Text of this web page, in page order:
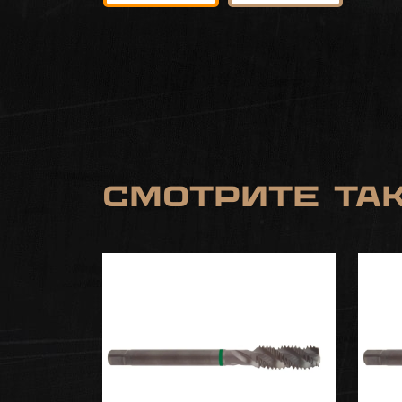
Смотрите